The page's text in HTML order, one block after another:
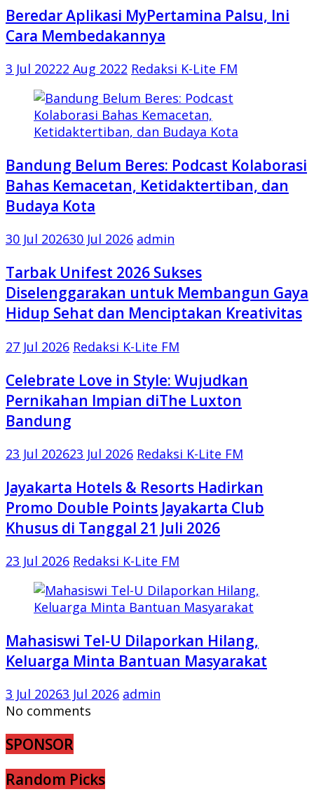
Beredar Aplikasi MyPertamina Palsu, Ini
Cara Membedakannya
3 Jul 20222 Aug 2022 Redaksi K-Lite FM
Bandung Belum Beres: Podcast Kolaborasi
Bahas Kemacetan, Ketidaktertiban, dan
Budaya Kota
30 Jul 202630 Jul 2026 admin
Tarbak Unifest 2026 Sukses
Diselenggarakan untuk Membangun Gaya
Hidup Sehat dan Menciptakan Kreativitas
27 Jul 2026 Redaksi K-Lite FM
Celebrate Love in Style: Wujudkan
Pernikahan Impian diThe Luxton
Bandung
23 Jul 202623 Jul 2026 Redaksi K-Lite FM
Jayakarta Hotels & Resorts Hadirkan
Promo Double Points Jayakarta Club
Khusus di Tanggal 21 Juli 2026
23 Jul 2026 Redaksi K-Lite FM
Mahasiswi Tel-U Dilaporkan Hilang,
Keluarga Minta Bantuan Masyarakat
3 Jul 20263 Jul 2026 admin
No comments
SPONSOR
Random Picks